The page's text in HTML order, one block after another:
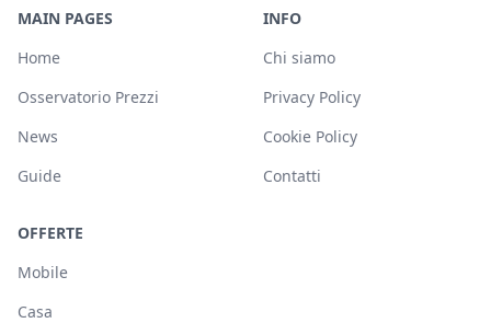
MAIN PAGES
Home
Osservatorio Prezzi
News
Guide
INFO
Chi siamo
Privacy Policy
Cookie Policy
Contatti
OFFERTE
Mobile
Casa